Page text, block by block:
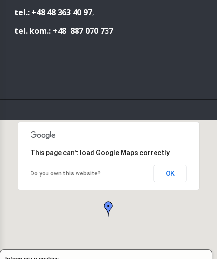
tel.: +48 48 363 40 97,
tel. kom.: +48 887 070 737
This page can't load Google Maps correctly.
Do you own this website? OK